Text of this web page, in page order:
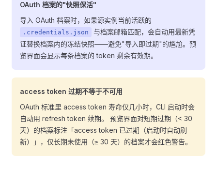
OAuth 档案的"快照保活"
导入 OAuth 档案时，如果源实例当前活跃的
.credentials.json
与档案邮箱匹配，会自动用最新凭
证替换档案内的冻结快照——避免"导入即过期"的尴尬。预
览界面会显示每条档案的 token 剩余有效期。
access token 过期不等于不可用
OAuth 标准里 access token 寿命仅几小时，CLI 启动时会
自动用 refresh token 续期。 预览界面对短期过期（< 30
天）的档案标注「access token 已过期（启动时自动刷
新）」，仅长期未使用（≥ 30 天）的档案才会红色警告。